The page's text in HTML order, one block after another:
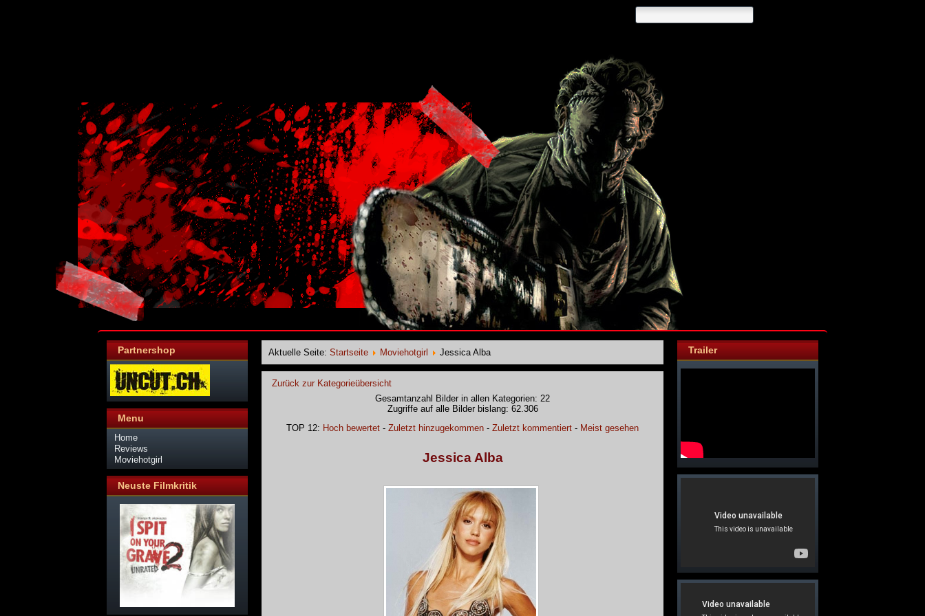
Partnershop
Menu
Home
Reviews
Moviehotgirl
Neuste Filmkritik
Aktuelle Seite: Startseite Moviehotgirl Jessica Alba
Zurück zur Kategorieübersicht
Gesamtanzahl Bilder in allen Kategorien: 22
Zugriffe auf alle Bilder bislang: 62.306
TOP 12: Hoch bewertet - Zuletzt hinzugekommen - Zuletzt kommentiert - Meist gesehen
Jessica Alba
Trailer